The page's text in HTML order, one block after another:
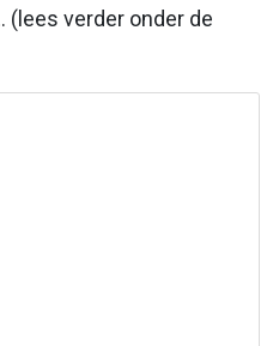
(lees verder onder de